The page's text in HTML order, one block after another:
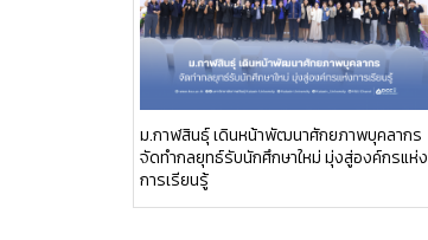
ม.กาฬสินธุ์ เดินหน้าพัฒนาศักยภาพบุคลากร
จัดทำกลยุทธ์รับนักศึกษาใหม่ มุ่งสู่องค์กรแห่ง
การเรียนรู้